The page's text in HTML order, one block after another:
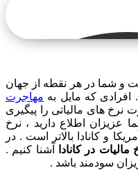
و شما در هر نقطه از جهان
که مایل به مهاجرت
نرخ های مالیاتی را پیگیری
عزیزان اطلاع دارید ، نرخ
و کانادا بالاتر است . در
مالیات در کانادا
آشنا کنیم .
سودمند باشد .